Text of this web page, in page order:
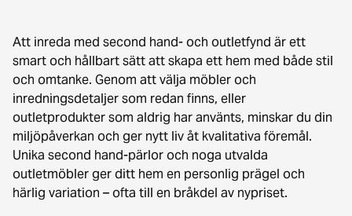
Att inreda med second hand- och outletfynd är ett
smart och hållbart sätt att skapa ett hem med både stil
och omtanke. Genom att välja möbler och
inredningsdetaljer som redan finns, eller
outletprodukter som aldrig har använts, minskar du din
miljöpåverkan och ger nytt liv åt kvalitativa föremål.
Unika second hand-pärlor och noga utvalda
outletmöbler ger ditt hem en personlig prägel och
härlig variation – ofta till en bråkdel av nypriset.